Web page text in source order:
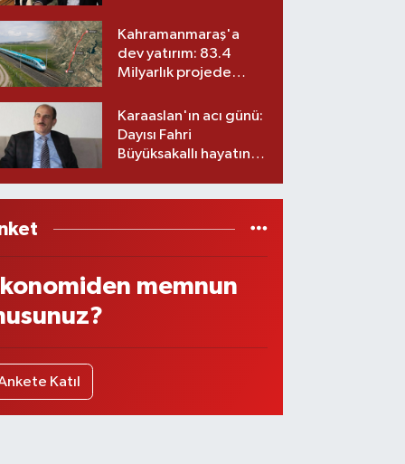
yeni partisi
Kahramanmaraş'a
dev yatırım: 83.4
Milyarlık projede
Karaaslan'ın acı günü:
Dayısı Fahri
Büyüksakallı hayatını
memnun
Katıl